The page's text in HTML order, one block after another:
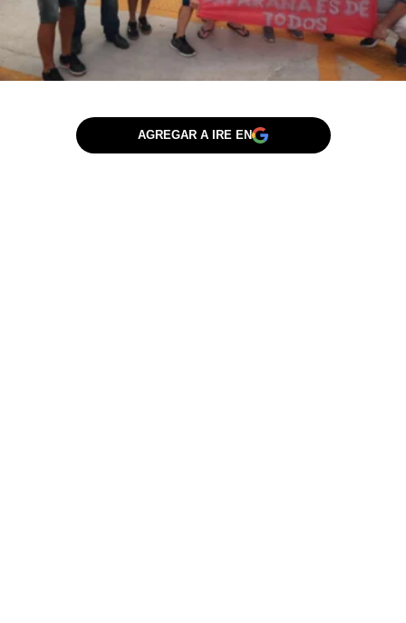
AGREGAR A IRE EN